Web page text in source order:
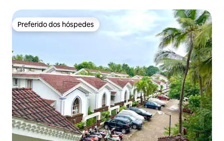
Preferido dos hóspedes
Preferido dos hóspedes